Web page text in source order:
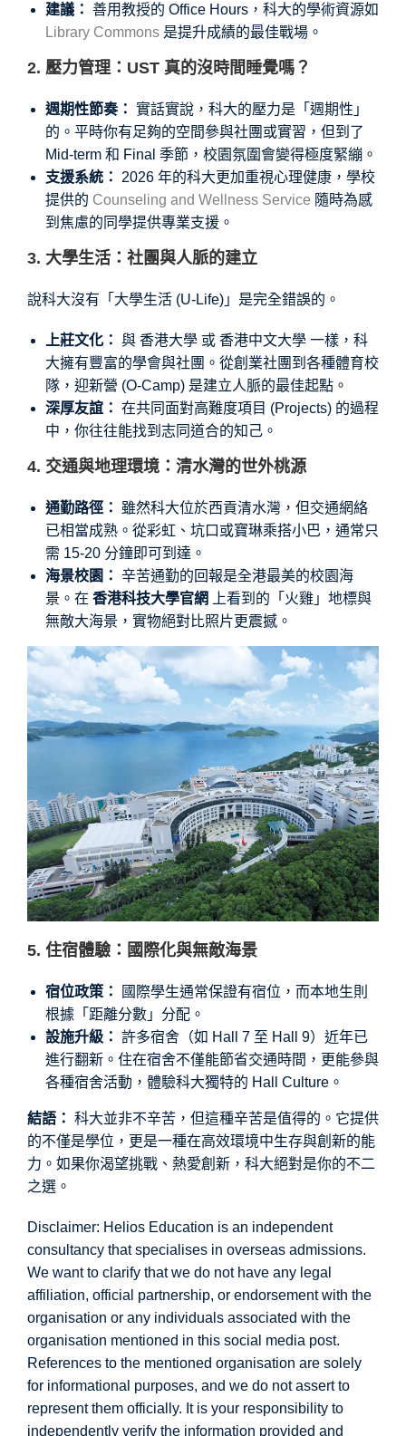
建議： 善用教授的 Office Hours，科大的學術資源如
Library Commons 是提升成績的最佳戰場。
2. 壓力管理：UST 真的沒時間睡覺嗎？
週期性節奏： 實話實說，科大的壓力是「週期性」
的。平時你有足夠的空間參與社團或實習，但到了
Mid-term 和 Final 季節，校園氛圍會變得極度緊繃。
支援系統：
2026 年的科大更加重視心理健康，學校
提供的 Counseling and Wellness Service 隨時為感
到焦慮的同學提供專業支援。
3. 大學生活：社團與人脈的建立
說科大沒有「大學生活 (U-Life)」是完全錯誤的。
上莊文化： 與 香港大學 或 香港中文大學 一樣，科
大擁有豐富的學會與社團。從創業社團到各種體育校
隊，迎新營 (O-Camp) 是建立人脈的最佳起點。
深厚友誼： 在共同面對高難度項目 (Projects) 的過程
中，你往往能找到志同道合的知己。
4. 交通與地理環境：清水灣的世外桃源
通勤路徑：
雖然科大位於西貢清水灣，但交通網絡
已相當成熟。從彩虹、坑口或寶琳乘搭小巴，通常只
需 15-20 分鐘即可到達。
海景校園： 辛苦通勤的回報是全港最美的校園海
景。在 香港科技大學官網
上看到的「火雞」地標與
無敵大海景，實物絕對比照片更震撼。
5. 住宿體驗：國際化與無敵海景
宿位政策：
國際學生通常保證有宿位，而本地生則
根據「距離分數」分配。
設施升級： 許多宿舍（如 Hall 7 至 Hall 9）近年已
進行翻新。住在宿舍不僅能節省交通時間，更能參與
各種宿舍活動，體驗科大獨特的 Hall Culture。
結語： 科大並非不辛苦，但這種辛苦是值得的。它提供
的不僅是學位，更是一種在高效環境中生存與創新的能
力。如果你渴望挑戰、熱愛創新，科大絕對是你的不二
之選。
Disclaimer: Helios Education is an independent
consultancy that specialises in overseas admissions.
We want to clarify that we do not have any legal
affiliation, official partnership, or endorsement with the
organisation or any individuals associated with the
organisation mentioned in this social media post.
References to the mentioned organisation are solely
for informational purposes, and we do not assert to
represent them officially. It is your responsibility to
independently verify the information provided and